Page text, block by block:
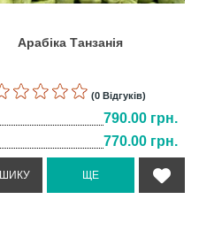
Арабіка Танзанія
(0 Відгуків)
790.00 грн.
770.00 грн.